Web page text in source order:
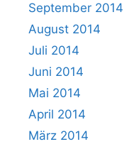
September 2014
August 2014
Juli 2014
Juni 2014
Mai 2014
April 2014
März 2014